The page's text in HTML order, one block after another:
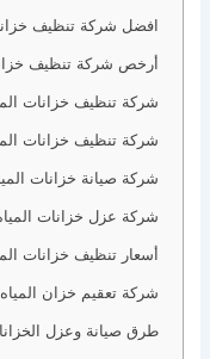
افضل شركة تنظيف
أرخص شركة تنظيف
شركة تنظيف خزانات
شركة تنظيف خزانات
شركة صيانة خزانات
شركة عزل خزانات
أسعار تنظيف خزانات
شركة تعقيم خزان
طرق صيانة وعزل